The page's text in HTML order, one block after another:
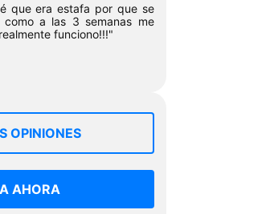
que era estafa por que se
a las 3 semanas me
funciono!!!"
OPINIONES
AHORA